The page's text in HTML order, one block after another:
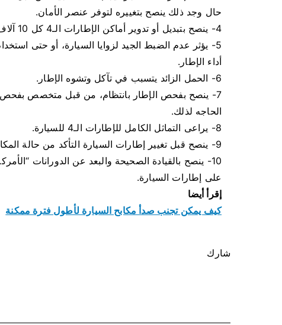
حال وجد ذلك ينصح بتغييره لتوفر عنصر الأمان.
4- ينصح بتبديل أو تدوير أماكن الإطارات الـ4 كل 10 آلاف كيلو مترًا تقريبًا.
5- يؤثر عدم الضبط الجيد لزوايا السيارة، أو حتى
أداء الإطار.
6- الحمل الزائد يتسبب في تآكل وتشوه الإطار.
الحاجه لذلك.
8- يراعى التماثل الكامل للإطارات الـ4 للسيارة.
9- ينصح قبل تغيير إطارات السيارة التأكد من حالة المكابح قبل تركيب الإطارات الجديدة.
10- ينصح بالقيادة الصحيحة والبعد عن الدورانات
على إطارات السيارة.
إقرأ أيضا
كيف يمكن تجنب صدأ مكابح السيارة لأطول فترة ممكنة
شارك